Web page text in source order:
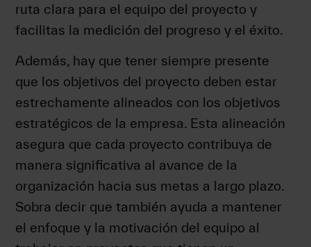
ruta clara para el equipo del proyecto y
facilitas la medición del progreso y el éxito.
Además, hay que tener siempre presente
que los objetivos del proyecto deben estar
estrechamente alineados con los objetivos
estratégicos de la empresa. Esta alineación
asegura que cada proyecto contribuya de
manera significativa al avance de la
organización hacia sus metas a largo plazo.
Sobra decir que también ayuda a mantener
el enfoque y la motivación del equipo al